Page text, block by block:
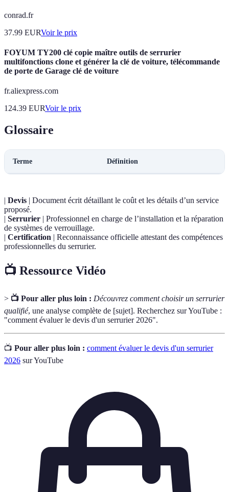
conrad.fr
37.99 EURVoir le prix
FOYUM TY200 clé copie maître outils de serrurier
multifonctions clone et générer la clé de voiture, télécommande
de porte de Garage clé de voiture
fr.aliexpress.com
124.39 EURVoir le prix
Glossaire
Terme Définition
| Devis | Document écrit détaillant le coût et les détails d’un service
proposé.
| Serrurier | Professionnel en charge de l’installation et la réparation
de systèmes de verrouillage.
| Certification | Reconnaissance officielle attestant des compétences
professionnelles du serrurier.
📺 Ressource Vidéo
> 📺 Pour aller plus loin : Découvrez comment choisir un serrurier
qualifié, une analyse complète de [sujet]. Recherchez sur YouTube :
"comment évaluer le devis d'un serrurier 2026".
📺 Pour aller plus loin : comment évaluer le devis d'un serrurier
2026 sur YouTube